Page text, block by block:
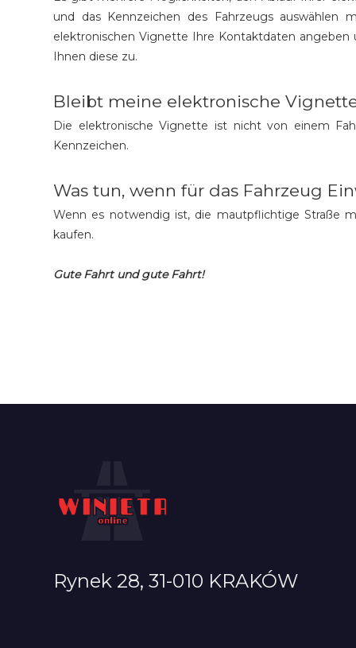
und das Kennzeichen des Fahrzeugs auswählen
elektronischen Vignette Ihre Kontaktdaten
Ihnen diese zu.
Bleibt meine elektronische
Die elektronische Vignette ist nicht von einem
Kennzeichen.
Was tun, wenn für das Fahrzeug
Wenn es notwendig ist, die mautpflichtige Straße
kaufen.
Gute Fahrt und gute Fahrt!
Rynek 28, 31-010 KRAKÓW